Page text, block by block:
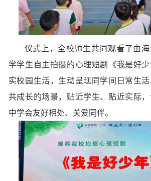
仪式上，全校师生共同观看了由
学学生自主拍摄的心理短剧《我是好
实校园生活，生动呈现同学间日常生
共成长的场景，贴近学生、贴近实际
中学会友好相处、关爱同伴。